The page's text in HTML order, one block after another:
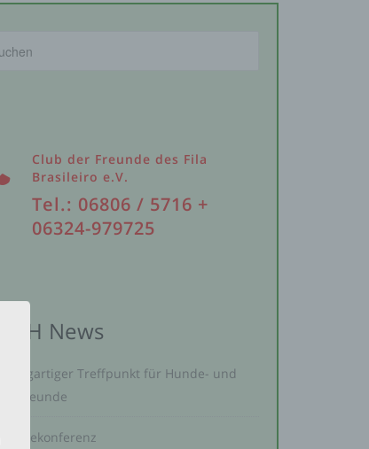
Club der Freunde des Fila
Brasileiro e.V.
Tel.: 06806 / 5716 +
06324-979725
VDH News
Einzigartiger Treffpunkt für Hunde- und